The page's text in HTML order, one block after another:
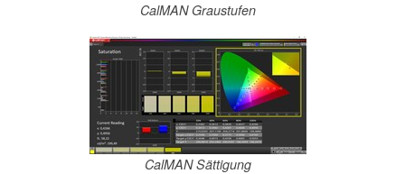
CalMAN Graustufen
CalMAN Sättigung